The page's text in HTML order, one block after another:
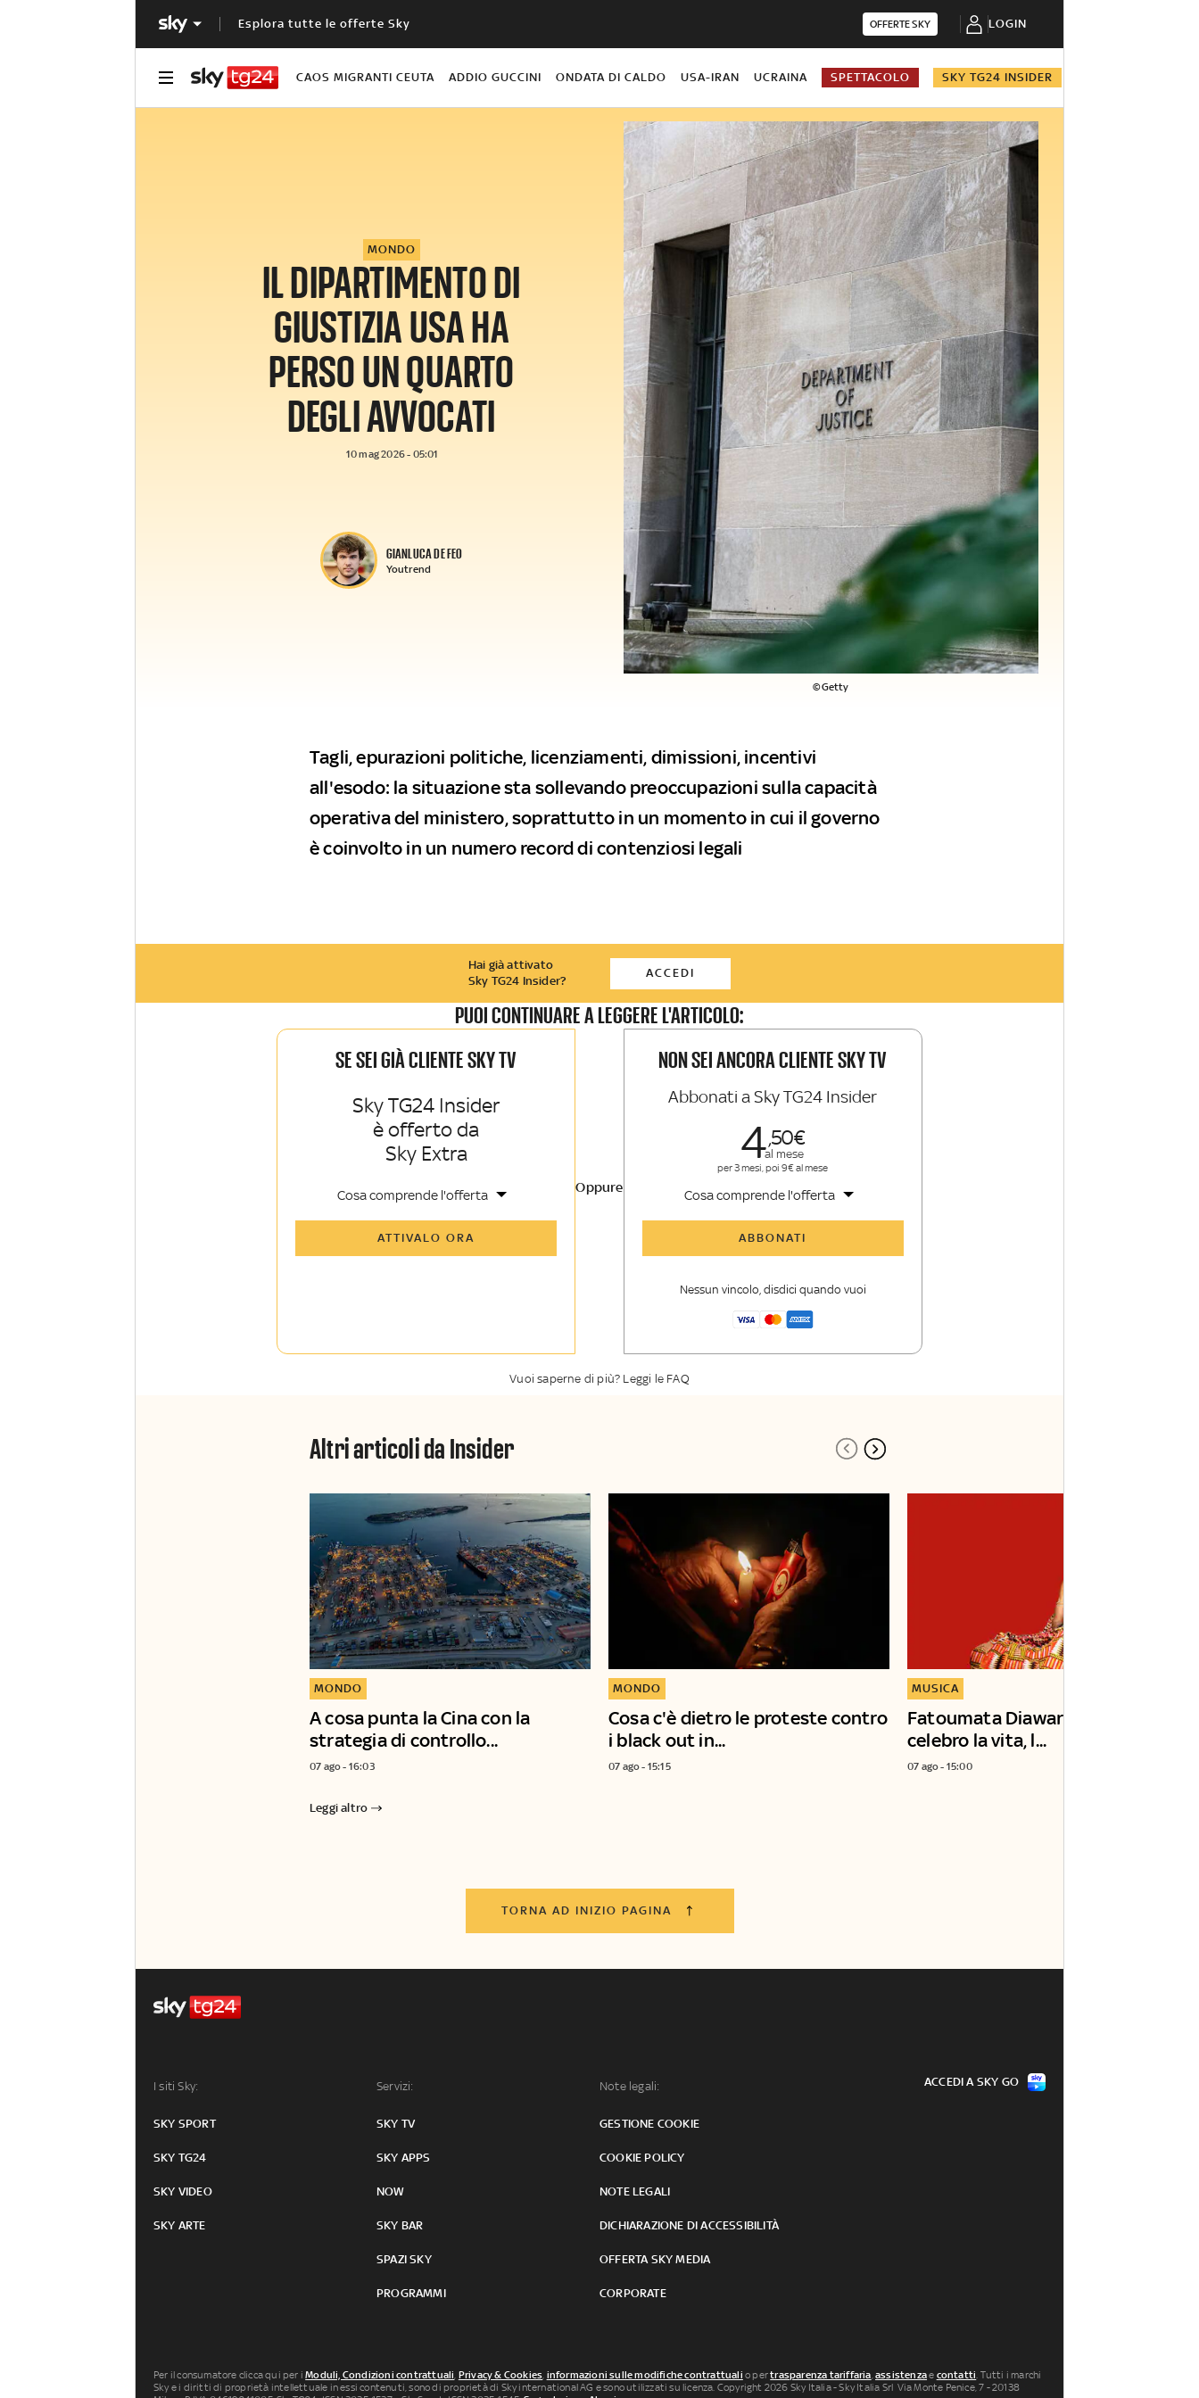
Esplora tutte le offerte Sky OFFERTE SKY LOGIN
CAOS MIGRANTI CEUTA ADDIO GUCCINI ONDATA DI CALDO USA-IRAN UCRAINA SPETTACOLO SKY TG24 INSIDER
MONDO
IL DIPARTIMENTO DI
GIUSTIZIA USA HA
PERSO UN QUARTO
DEGLI AVVOCATI
10 mag 2026 - 05:01
GIANLUCA DE FEO
Youtrend
©Getty
Tagli, epurazioni politiche, licenziamenti, dimissioni, incentivi
all'esodo: la situazione sta sollevando preoccupazioni sulla capacità
operativa del ministero, soprattutto in un momento in cui il governo
è coinvolto in un numero record di contenziosi legali
Hai già attivato
Sky TG24 Insider?
ACCEDI
PUOI CONTINUARE A LEGGERE L'ARTICOLO:
SE SEI GIÀ CLIENTE SKY TV
Sky TG24 Insider
è offerto da
Sky Extra
Cosa comprende l'offerta
Sky Sport Insider
ATTIVALO ORA
Oppure
NON SEI ANCORA CLIENTE SKY TV
Abbonati a Sky TG24 Insider
450
al mese
per 3 mesi, poi 9€ al mese
Cosa comprende l'offerta
ABBONATI
Nessun vincolo, disdici quando vuoi
Vuoi saperne di più? Leggi le FAQ
Altri articoli da Insider
A cosa punta la Cina con la
strategia di controllo...
MONDO
07 ago - 16:03
Cosa c'è dietro le proteste contro
i black out in...
MONDO
07 ago - 15:15
Fatoumata Diawara: "In concerto
celebro la vita, l...
MUSICA
07 ago - 15:00
Leggi altro
TORNA AD INIZIO PAGINA
I siti Sky:
SKY SPORT
SKY TG24
SKY VIDEO
SKY ARTE
Servizi:
SKY TV
SKY APPS
NOW
SKY BAR
SPAZI SKY
PROGRAMMI
Note legali:
GESTIONE COOKIE
COOKIE POLICY
NOTE LEGALI
DICHIARAZIONE DI ACCESSIBILITÀ
OFFERTA SKY MEDIA
CORPORATE
ACCEDI A SKY GO
Per il consumatore clicca qui per iModuli, Condizioni contrattuali, Privacy & Cookies, informazioni sulle modifiche contrattuali o pertrasparenza tariffaria,assistenzae contatti. Tutti i marchi
Sky e i diritti di proprietà intellettuale in essi contenuti, sono di proprietà di Sky international AG e sono utilizzati su licenza. Copyright 2026 Sky Italia - Sky Italia Srl Via Monte Penice, 7 - 20138